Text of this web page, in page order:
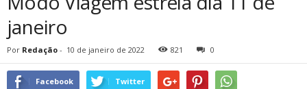
janeiro
Por Redação - 10 de janeiro de 2022 821 0
Facebook Twitter